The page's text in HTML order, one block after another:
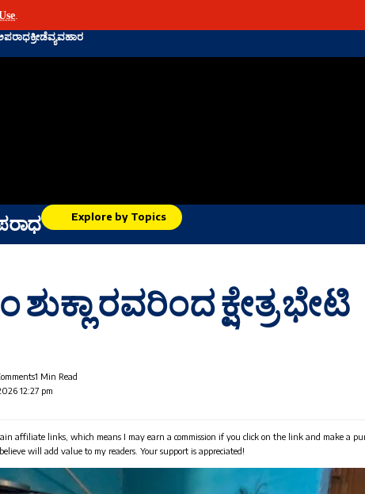
ಕ್ರೀಡೆವ್ಯವಹಾರ
Explore by Topics
ರವರಿಂದ ಕ್ಷೇತ್ರ ಭೇಟಿ
12:27 pm
1 Min Read
affiliate links, which means I may earn a commission if you click on the link and make a
will add value to my readers. Your support is appreciated!